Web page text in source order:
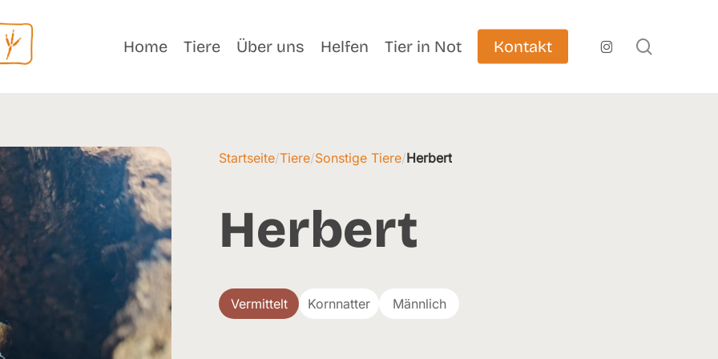
Home Tiere Über uns Helfen Tier in Not Kontakt instagram
Startseite/Tiere/Sonstige Tiere/Herbert
Herbert
Vermittelt Kornnatter Männlich